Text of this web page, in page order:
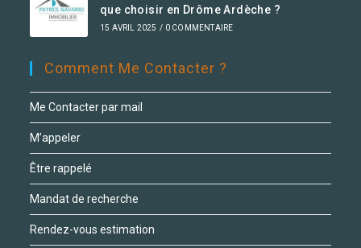
que choisir en Drôme Ardèche ?
15 AVRIL 2025 / 0 COMMENTAIRE
Comment Me Contacter ?
Me Contacter par mail
M’appeler
Être rappelé
Mandat de recherche
Rendez-vous estimation